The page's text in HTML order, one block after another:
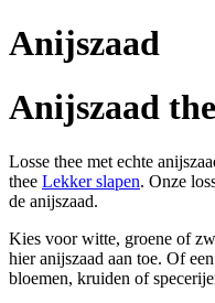
Anijszaad
Anijszaad
Losse thee met echte
thee Lekker slapen. Onze
de anijszaad.
Kies voor witte, groene of
hier anijszaad aan toe. Of
bloemen, kruiden of